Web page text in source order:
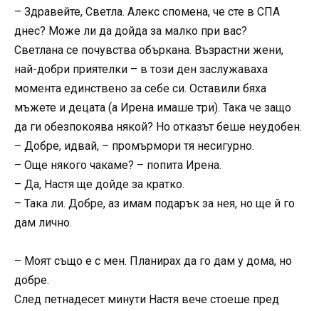
– Здравейте, Светла. Алекс спомена, че сте в СПА
днес? Може ли да дойда за малко при вас?
Светлана се почувства объркана. Възрастни жени,
най-добри приятелки – в този ден заслужаваха
момента единствено за себе си. Оставили бяха
мъжете и децата (а Ирена имаше три). Така че защо
да ги обезпокоява някой? Но отказът беше неудобен.
– Добре, идвай, – промърмори тя несигурно.
– Още някого чакаме? – попита Ирена.
– Да, Настя ще дойде за кратко.
– Така ли. Добре, аз имам подарък за нея, но ще й го
дам лично.
– Моят също е с мен. Планирах да го дам у дома, но
добре.
След петнадесет минути Настя вече стоеше пред